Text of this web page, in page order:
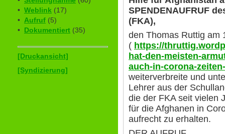
• Weblink (17)
• Aufruf (5)
• Dokumentiert (35)
[Druckansicht]
[Syndizierung]
SPENDENAUFRUF
(FKA),
den Thomas Ruttig am
( https://
hat-den-meisten-
auch-in-corona-
weiterverbreite und
Lehrer aus der
die der FKA seit vielen
für die Afghanen in
aufrecht zu erhalten.